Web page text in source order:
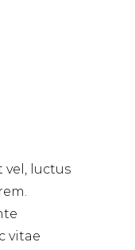
vel, luctus
vitae